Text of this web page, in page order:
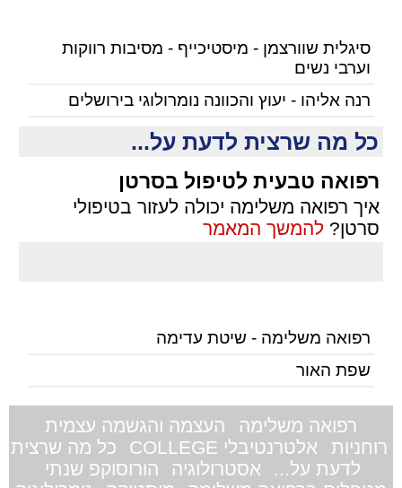
סיגלית שוורצמן - מיסטיכייף - מסיבות רווקות
וערבי נשים
רנה אליהו - יעוץ והכוונה נומרולוגי בירושלים
כל מה שרצית לדעת על...
רפואה טבעית לטיפול בסרטן
איך רפואה משלימה יכולה לעזור בטיפולי
סרטן? להמשך המאמר
רפואה משלימה - שיטת עדימה
שפת האור
רפואה משלימה
העצמה והגשמה עצמית
רוחניות
אלטרנטיבלי COLLEGE
כל מה שרצית
לדעת על...
אסטרולוגיה
הורוסוקפ שנתי